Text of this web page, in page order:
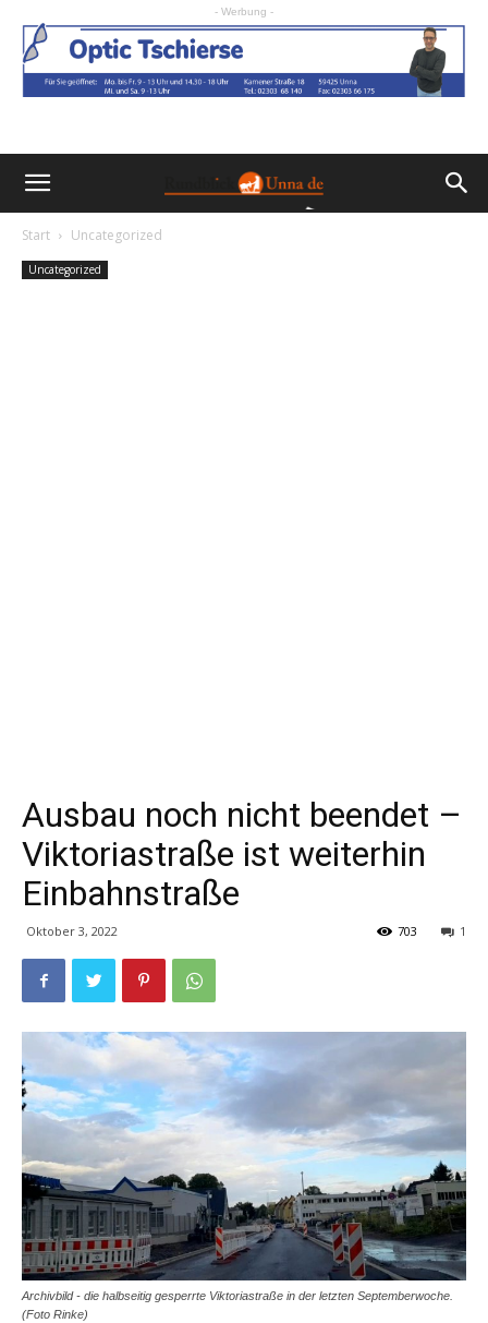
- Werbung -
Start Uncategorized
Uncategorized
Ausbau noch nicht beendet –
Viktoriastraße ist weiterhin
Einbahnstraße
Oktober 3, 2022 1
703
Archivbild - die halbseitig gesperrte Viktoriastraße in der letzten Septemberwoche.
(Foto Rinke)